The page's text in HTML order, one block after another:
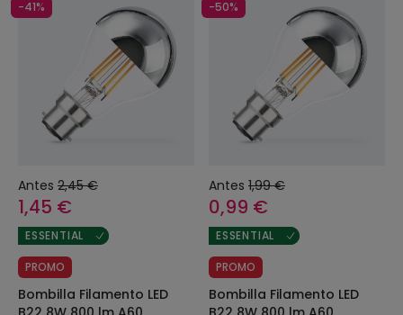
-41%
Antes 2,45 €
1,45 €
ESSENTIAL
PROMO
Bombilla Filamento LED
-50%
Antes 1,99 €
0,99 €
ESSENTIAL
PROMO
Bombilla Filamento LED